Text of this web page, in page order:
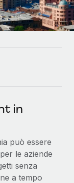
in
può essere
le aziende
senza
a tempo